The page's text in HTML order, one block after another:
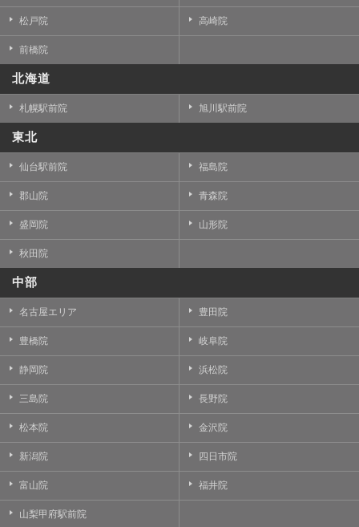
松戸院 高崎院
前橋院
北海道
札幌駅前院 旭川駅前院
東北
仙台駅前院 福島院
郡山院 青森院
盛岡院 山形院
秋田院
中部
名古屋エリア 豊田院
豊橋院 岐阜院
静岡院 浜松院
三島院 長野院
松本院 金沢院
新潟院 四日市院
富山院 福井院
山梨甲府駅前院